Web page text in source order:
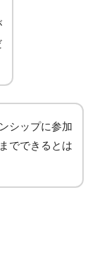
シップに参加
でできるとは